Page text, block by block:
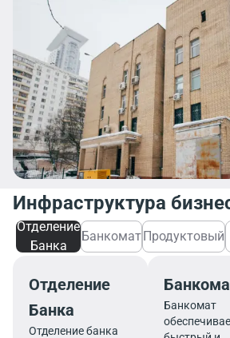
Инфраструктура
Отделение
Банка
БанкоматПродуктовый
Отделение
Банка
Отделение банка
Банкомат